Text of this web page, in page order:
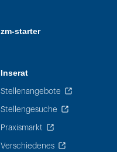
zm-starter
Inserat
Stellenangebote
Stellengesuche
Praxismarkt
Verschiedenes